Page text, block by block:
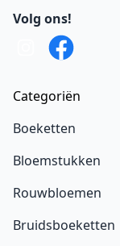
Volg ons!
Categoriën
Boeketten
Bloemstukken
Rouwbloemen
Bruidsboeketten